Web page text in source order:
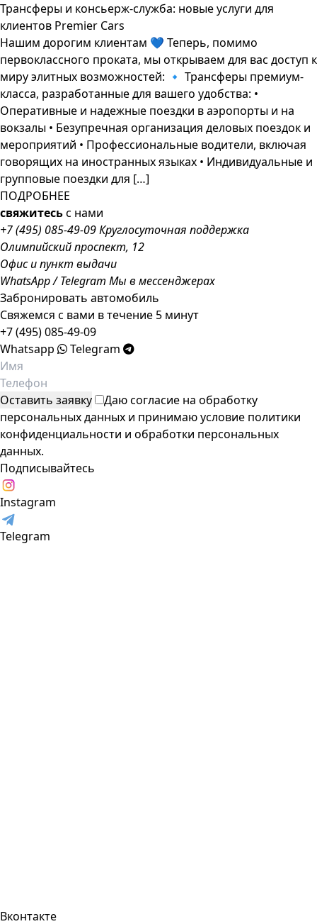
Трансферы и консьерж-служба: новые услуги для
клиентов Premier Cars
Нашим дорогим клиентам 💙 Теперь, помимо
первоклассного проката, мы открываем для вас доступ к
миру элитных возможностей: 🔹 Трансферы премиум-
класса, разработанные для вашего удобства: •
Оперативные и надежные поездки в аэропорты и на
вокзалы • Безупречная организация деловых поездок и
мероприятий • Профессиональные водители, включая
говорящих на иностранных языках • Индивидуальные и
групповые поездки для […]
ПОДРОБНЕЕ
свяжитесьс нами
+7 (495) 085-49-09Круглосуточная поддержка
Олимпийский проспект, 12
Офис и пункт выдачи
WhatsApp/Telegram Мы в мессенджерах
Забронировать автомобиль
Свяжемся с вами в течение 5 минут
+7 (495) 085-49-09
Whatsapp
Telegram
Даю согласие на обработку
персональных данных и принимаю условие политики
конфиденциальности и обработки персональных
данных.
Подписывайтесь
Instagram
Telegram
Вконтакте